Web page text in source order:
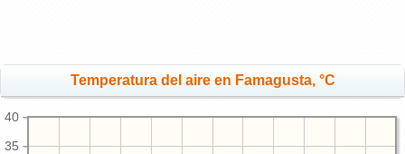
Temperatura del aire en Famagusta, °C
35
40